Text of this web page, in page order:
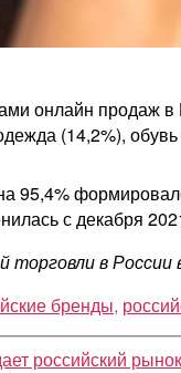
онлайн продаж в
(14,2%),
95,4%
с декабря
в
бренды,
российский рынок